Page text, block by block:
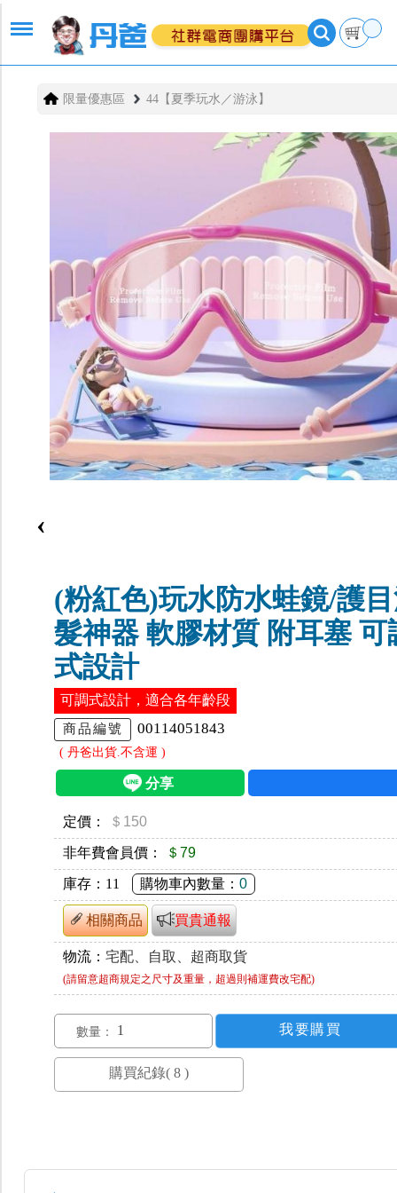
限量優惠區 44【夏季玩水／游泳】
‹
(粉紅色)玩水防水蛙鏡/護
髮神器 軟膠材質 附耳塞 可
式設計
可調式設計，適合各年齡段
商品編號 00114051843
( 丹爸出貨.不含運 )
定價： ＄150
非年費會員價： ＄79
庫存： 11 購物車內數量： 0
相關商品 買貴通報
物流： 宅配、自取、超商取貨
(請留意超商規定之尺寸及重量，超過則補運費改宅配)
數量：